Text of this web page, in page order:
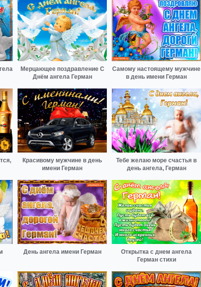
Мерцающее поздравление С
Днём ангела Герман
Самому настоящему мужчине
в день имени Герман
Красивому мужчине в день
имени Герман
Тебе желаю море счастья в
день ангела, Герман
День ангела имени Герман
Открытка с днем ангела
Герман стихи